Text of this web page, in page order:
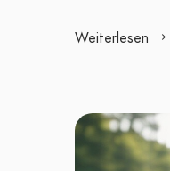
Weiterlesen